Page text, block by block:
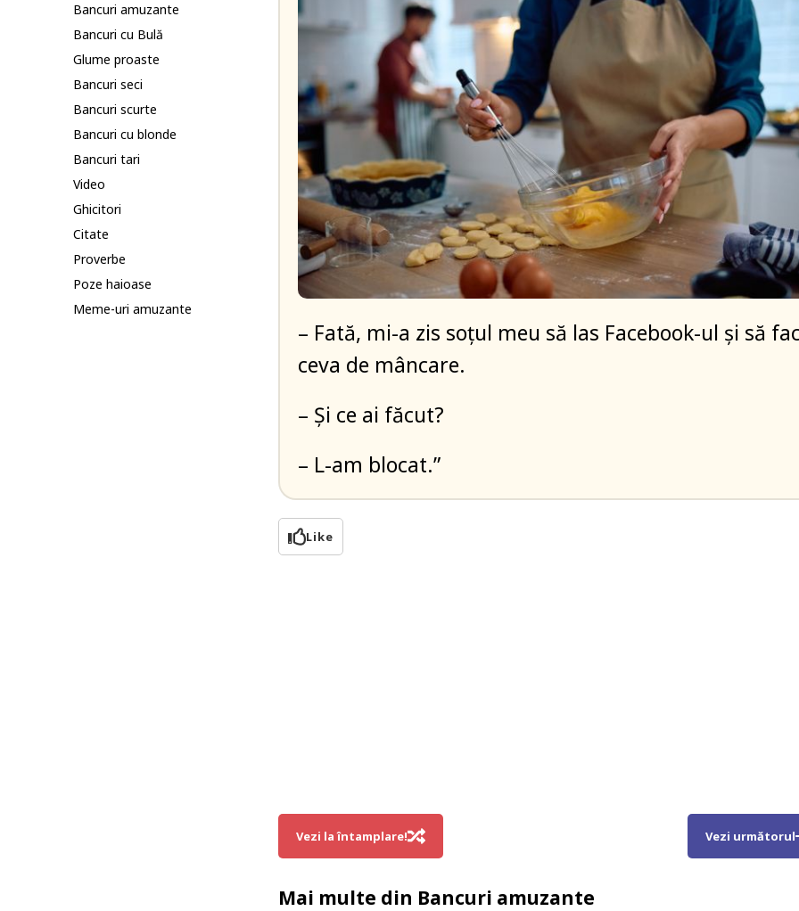
Bancuri amuzante
Bancuri cu Bulă
Glume proaste
Bancuri seci
Bancuri scurte
Bancuri cu blonde
Bancuri tari
Video
Ghicitori
Citate
Proverbe
Poze haioase
Meme-uri amuzante
– Fată, mi-a zis soțul meu să las Facebook-ul și să
ceva de mâncare.
– Și ce ai făcut?
– L-am blocat.”
Like
Vezi la întamplare! Vezi următorul
Mai multe din Bancuri amuzante